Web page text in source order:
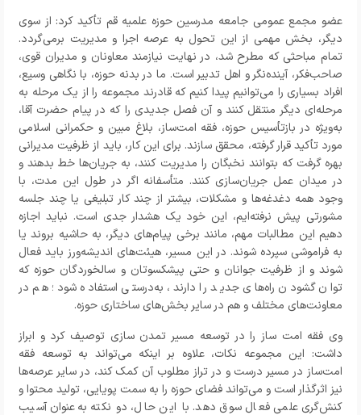
عضو مجمع عمومی جامعه مدرسین حوزه علمیه قم تأکید کرد: از سوی
دیگر، بخش مهمی از این تحول به عرصه اجرا و مدیریت برمی‌گردد.
تمام مباحثی که مطرح شد، در نهایت نیازمند معاونان و مدیران قوی،
صاحب‌فکر، آینده‌نگر و اهل تدبیر است. ما در بدنه حوزه، با نگاهی وسیع،
افراد بسیاری را می‌توانیم پیدا کنیم که قادرند مجموعه را از یک مرحله به
مرحله‌ای دیگر منتقل کنند و آن فصل جدیدی را که در پیام حضرت آقا،
به‌ویژه در بازتأسیس حوزه، فقه امت‌ساز، بلاغ مبین و حکمرانی اسلامی
مورد تأکید قرار گرفته، محقق سازند. برای این کار، باید از ظرفیت مدیرانی
بهره گرفت که بتوانند نخبگان را مدیریت کنند، به جریان‌ها خط بدهند و
در میدان عمل جریان‌سازی کنند. متأسفانه اگر در طول این مدت، با
وجود همه دغدغه‌ها و مشکلات، بیشتر از چند کار تبلیغی یا چند جلسه
مشورتی پیش نرفته‌ایم، این خود یک هشدار جدی است. نباید اجازه
دهیم این مطالبات مهم، مانند برخی پیام‌های دیگر، به حاشیه بروند یا
به فراموشی سپرده شوند. در این مسیر، هیئت‌های اندیشه‌ورز باید فعال
شوند و از ظرفیت جوانان و حتی پیشکسوتان و سالخوردگان حوزه که
توان گشودن راه‌های جدید را دارند، به‌درستی استفاده شود؛ هم در
معاونت‌های مختلف و هم در سایر بخش‌های ساختاری حوزه.
وی فقه امت ساز را در توسعه مسیر تمدن سازی توصیف کرد و ابراز
داشت: این مجموعه نکات، علاوه بر اینکه می‌تواند به توسعه فقه
امت‌ساز در مسیر درست و در تراز مطلوب آن کمک کند، در سایر عرصه‌ها
نیز اثرگذار است و می‌تواند فضای حوزه را به سمت پویایی، تولید محتوا و
کنش‌گری علمی فعال سوق دهد. با این حال، دو نکته به‌عنوان آسیب